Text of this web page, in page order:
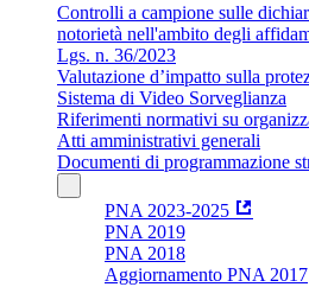
Controlli a campione sulle
notorietà nell'ambito degli
Lgs. n. 36/2023
Valutazione d’impatto sulla
Sistema di Video Sorveglianza
Riferimenti normativi su
Atti amministrativi generali
Documenti di programmazione
PNA 2023-2025
PNA 2019
PNA 2018
Aggiornamento PNA 2017